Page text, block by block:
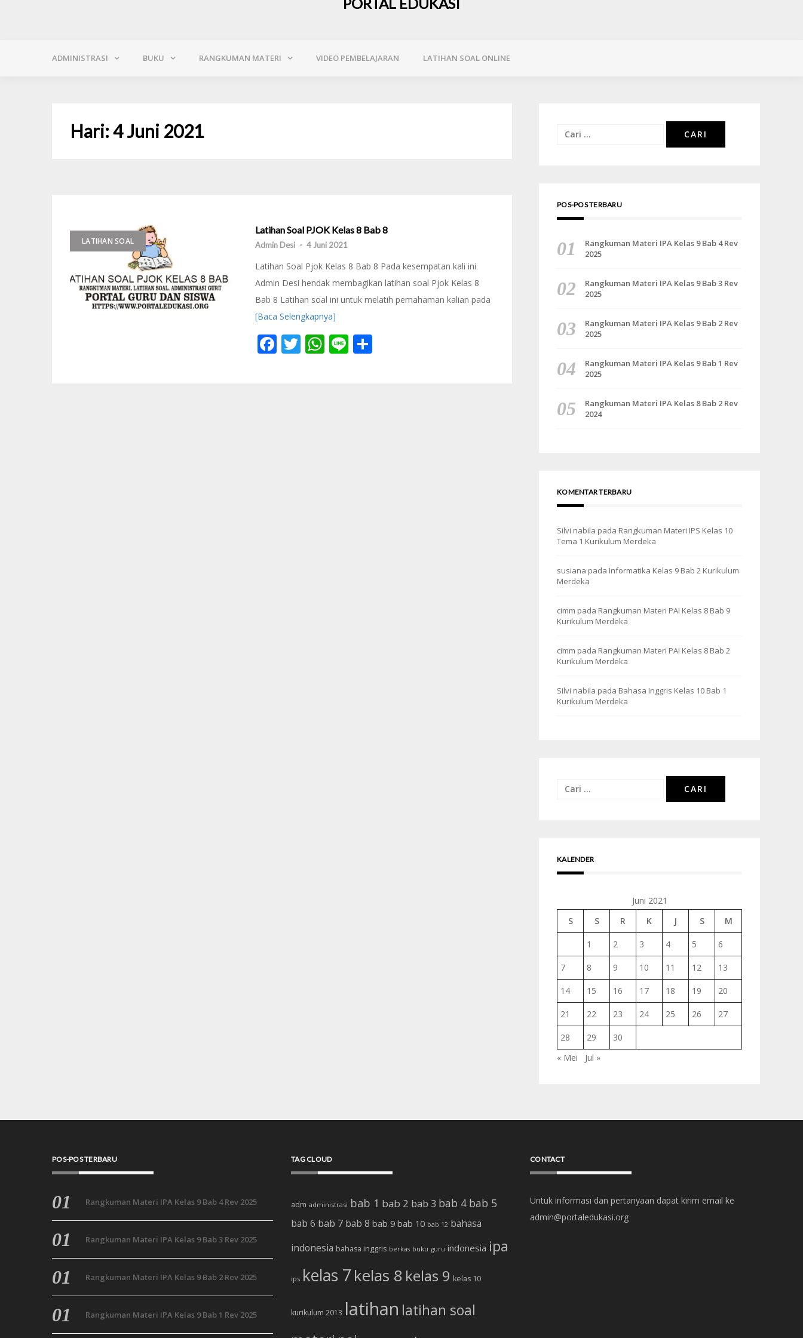
ADMINISTRASI BUKU RANGKUMAN MATERI VIDEO PEMBELAJARAN LATIHAN SOAL ONLINE
Hari:4 Juni 2021
LATIHAN SOAL
Latihan Soal PJOK Kelas 8 Bab 8
Admin Desi - 4 Juni 2021
Latihan Soal Pjok Kelas 8 Bab 8 Pada kesempatan kali ini
Admin Desi hendak membagikan latihan soal Pjok Kelas 8
Bab 8 Latihan soal ini untuk melatih pemahaman kalian pada
[Baca Selengkapnya]
Facebook
Twitter
WhatsApp
Line
Cari
POS-POS TERBARU
Rangkuman Materi IPA Kelas 9 Bab 4 Rev
2025
Rangkuman Materi IPA Kelas 9 Bab 3 Rev
2025
Rangkuman Materi IPA Kelas 9 Bab 2 Rev
2025
Rangkuman Materi IPA Kelas 9 Bab 1 Rev
2025
Rangkuman Materi IPA Kelas 8 Bab 2 Rev
2024
KOMENTAR TERBARU
Silvi nabila pada Rangkuman Materi IPS Kelas 10
Tema 1 Kurikulum Merdeka
susiana pada Informatika Kelas 9 Bab 2 Kurikulum
Merdeka
cimm pada Rangkuman Materi PAI Kelas 8 Bab 9
Kurikulum Merdeka
cimm pada Rangkuman Materi PAI Kelas 8 Bab 2
Kurikulum Merdeka
Silvi nabila pada Bahasa Inggris Kelas 10 Bab 1
Kurikulum Merdeka
Cari
KALENDER
Juni 2021
S
S R K J S M
1 2 3 4 5 6
7 8 9 10 11 12 13
14 15 16 17 18 19 20
21 22 23 24 25 26 27
28 29
30
« Mei
Jul »
POS-POS TERBARU
Rangkuman Materi IPA Kelas 9 Bab 4 Rev 2025
Rangkuman Materi IPA Kelas 9 Bab 3 Rev 2025
Rangkuman Materi IPA Kelas 9 Bab 2 Rev 2025
Rangkuman Materi IPA Kelas 9 Bab 1 Rev 2025
TAG CLOUD
adm administrasi bab 1 bab 2 bab 3 bab 4 bab 5
bab 6 bab 7 bab 8 bab 9 bab 10 bab 12 bahasa
indonesia bahasa inggris berkas buku guru indonesia ipa
ips kelas 7kelas 8 kelas 9 kelas 10
kurikulum 2013 latihan latihan soal
CONTACT
Untuk informasi dan pertanyaan dapat kirim email ke
admin@portaledukasi.org